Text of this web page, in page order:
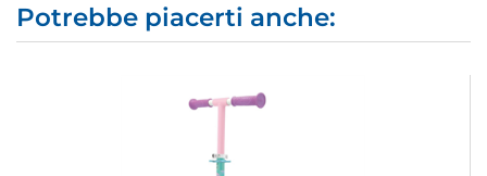
Potrebbe piacerti anche: